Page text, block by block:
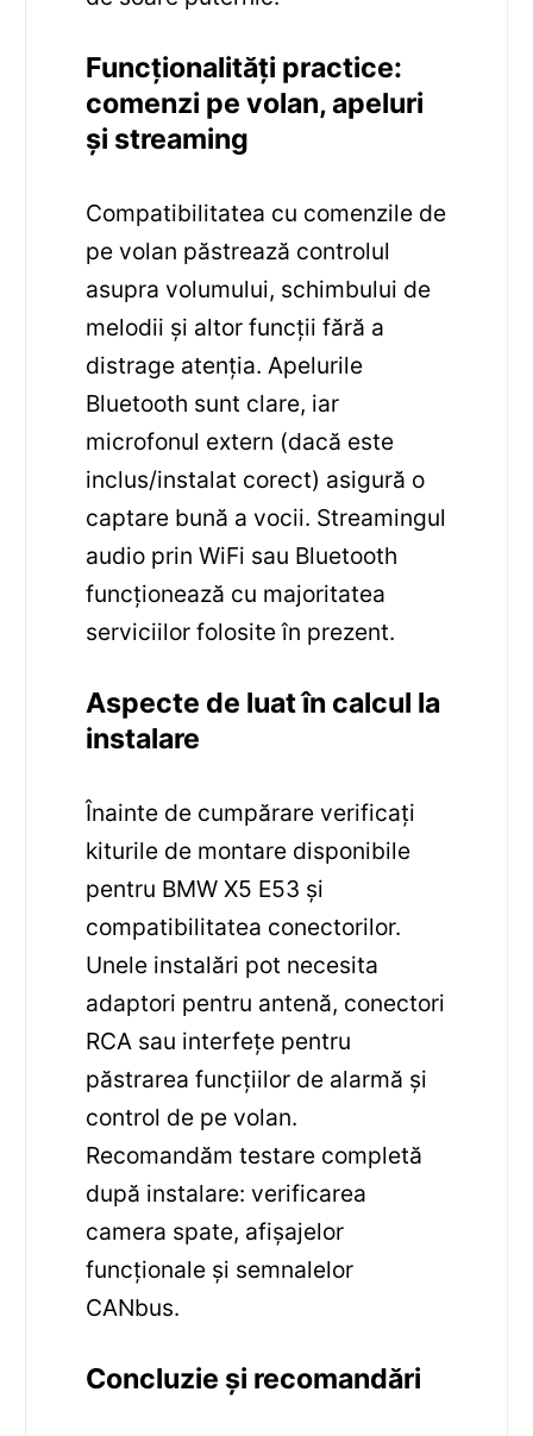
Funcționalități practice:
comenzi pe volan, apeluri
și streaming
Compatibilitatea cu comenzile de
pe volan păstrează controlul
asupra volumului, schimbului de
melodii și altor funcții fără a
distrage atenția. Apelurile
Bluetooth sunt clare, iar
microfonul extern (dacă este
inclus/instalat corect) asigură o
captare bună a vocii. Streamingul
audio prin WiFi sau Bluetooth
funcționează cu majoritatea
serviciilor folosite în prezent.
Aspecte de luat în calcul la
instalare
Înainte de cumpărare verificați
kiturile de montare disponibile
pentru BMW X5 E53 și
compatibilitatea conectorilor.
Unele instalări pot necesita
adaptori pentru antenă, conectori
RCA sau interfețe pentru
păstrarea funcțiilor de alarmă și
control de pe volan.
Recomandăm testare completă
după instalare: verificarea
camera spate, afișajelor
funcționale și semnalelor
CANbus.
Concluzie și recomandări